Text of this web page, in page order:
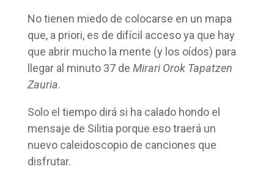
No tienen miedo de colocarse en un mapa
que, a priori, es de difícil acceso ya que hay
que abrir mucho la mente (y los oídos) para
llegar al minuto 37 de Mirari Orok Tapatzen
Zauria.
Solo el tiempo dirá si ha calado hondo el
mensaje de Silitia porque eso traerá un
nuevo caleidoscopio de canciones que
disfrutar.